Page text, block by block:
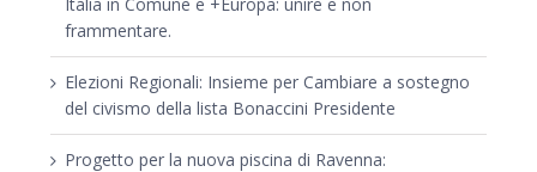
frammentare.
Elezioni Regionali: Insieme per Cambiare a sostegno
del civismo della lista Bonaccini Presidente
Progetto per la nuova piscina di Ravenna: